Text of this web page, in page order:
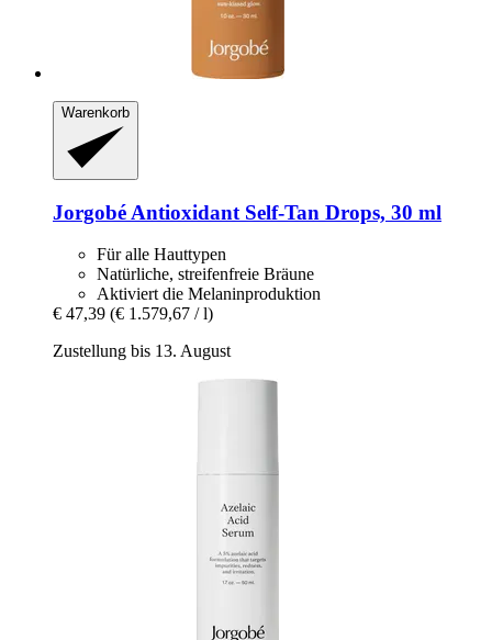
Warenkorb
Jorgobé Antioxidant Self-​Tan Drops, 30 ml
Für alle Hauttypen
Natürliche, streifenfreie Bräune
Aktiviert die Melaninproduktion
€ 47,39 (€ 1.579,67 / l)
Zustellung bis 13. August